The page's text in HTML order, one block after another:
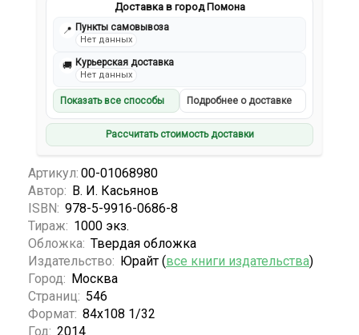
Доставка в город Помона
📍 Пункты самовывоза
Нет данных
🚚 Курьерская доставка
Нет данных
Показать все способы Подробнее о доставке
Рассчитать стоимость доставки
Артикул: 00-01068980
Автор: В. И. Касьянов
ISBN: 978-5-9916-0686-8
Тираж: 1000 экз.
Обложка: Твердая обложка
Издательство: Юрайт (все книги издательства)
Город: Москва
Страниц: 546
Формат: 84x108 1/32
Год: 2014